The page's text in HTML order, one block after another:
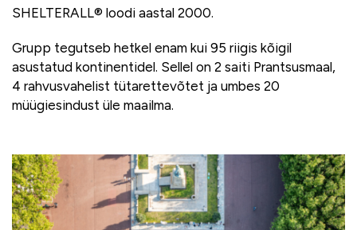
SHELTERALL® loodi aastal 2000.
Grupp tegutseb hetkel enam kui 95 riigis kõigil
asustatud kontinentidel. Sellel on 2 saiti Prantsusmaal,
4 rahvusvahelist tütarettevõtet ja umbes 20
müügiesindust üle maailma.